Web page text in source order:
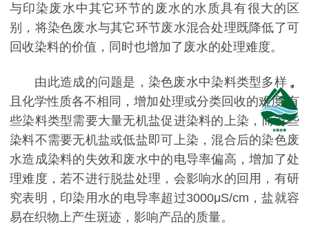
与印染废水中其它环节的废水的水质具有很大的区
别，将染色废水与其它环节废水混合处理既降低了可
回收染料的价值，同时也增加了废水的处理难度。
由此造成的问题是，染色废水中染料类型多样，
且化学性质各不相同，增加处理或分类回收的难度;有
些染料类型需要大量无机盐促进染料的上染，而有些
染料不需要无机盐或低盐即可上染，混合后的染色废
水造成染料的失效和废水中的电导率偏高，增加了处
理难度，若不进行脱盐处理，会影响水的回用，有研
究表明，印染用水的电导率超过3000μS/cm，盐就容
易在织物上产生斑迹，影响产品的质量。